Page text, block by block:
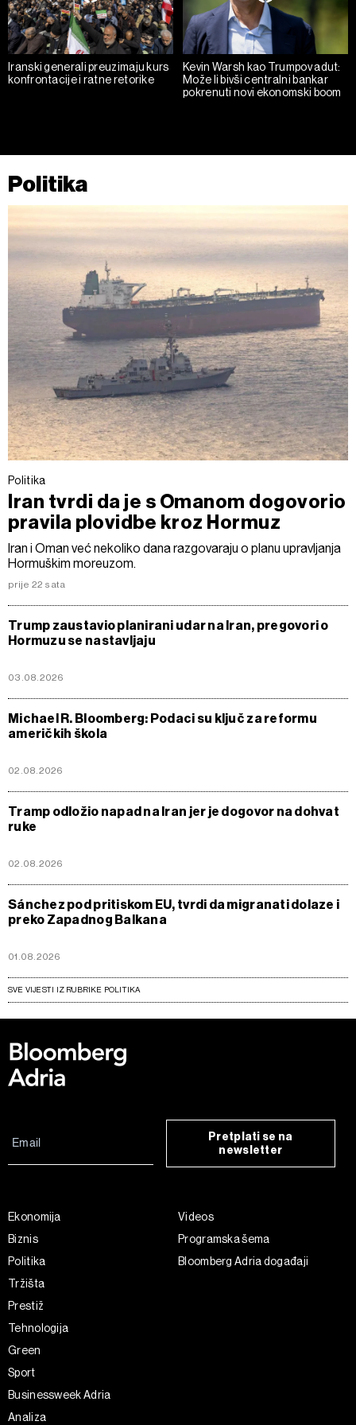
kolačića. Kolačiće u bilo kojem trenutku možete ponovno
ažurirati klikom na „Prikaži detalje“. Privolu možete u bilo
kojem trenutku povući bez negativnih posljedica.
Iranski generali preuzimaju kurs
konfrontacije i ratne retorike
Kevin Warsh kao Trumpov adut:
Može li bivši centralni bankar
pokrenuti novi ekonomski boom
Politika
Politika
Iran tvrdi da je s Omanom dogovorio
pravila plovidbe kroz Hormuz
Iran i Oman već nekoliko dana razgovaraju o planu upravljanja
Hormuškim moreuzom.
prije 22 sata
Trump zaustavio planirani udar na Iran, pregovori o
Hormuzu se nastavljaju
03.08.2026
Michael R. Bloomberg: Podaci su ključ za reformu
američkih škola
02.08.2026
Tramp odložio napad na Iran jer je dogovor na dohvat
ruke
02.08.2026
Sánchez pod pritiskom EU, tvrdi da migranati dolaze i
preko Zapadnog Balkana
01.08.2026
SVE VIJESTI IZ RUBRIKE POLITIKA
Pretplati se na
newsletter
Ekonomija
Biznis
Politika
Tržišta
Prestiž
Tehnologija
Green
Sport
Businessweek Adria
Analiza
Videos
Programska šema
Bloomberg Adria događaji